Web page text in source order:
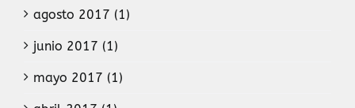
agosto 2017 (1)
junio 2017 (1)
mayo 2017 (1)